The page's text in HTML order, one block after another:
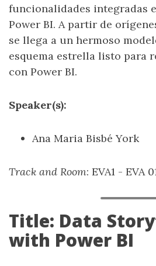
funcionalidades integradas
Power BI. A partir de
se llega a un hermoso
esquema estrella listo para
con Power BI.
Speaker(s):
Ana Maria Bisbé York
Track and Room: EVA1 - EVA
Title: Data
with Power BI